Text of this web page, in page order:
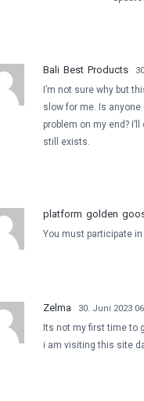
Bali Best Products
I’m not sure why but
slow for me. Is
problem on my end?
still exists.
platform golden
You must participate
Zelma 30. Juni 2023
Its not my first time to
i am visiting this site